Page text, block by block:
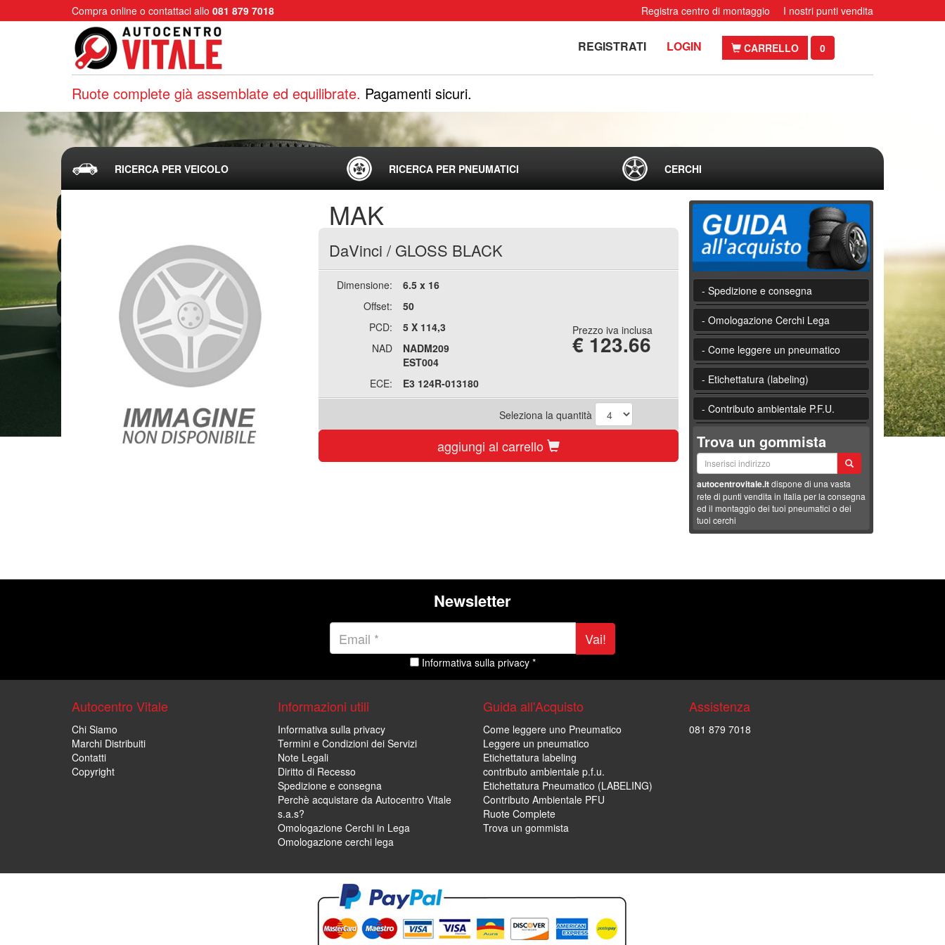
Compra online o contattaci allo 081 879 7018 Registra centro di montaggio I nostri punti vendita
REGISTRATI LOGIN CARRELLO 0
Ruote complete già assemblate ed equilibrate. Pagamenti sicuri.
RICERCA PER VEICOLO RICERCA PER PNEUMATICI CERCHI
MAK
DaVinci / GLOSS BLACK
Dimensione:
6.5 x 16
Offset:
50
PCD:
5 X 114,3
NAD
NADM209
EST004
ECE:
E3 124R-013180
Prezzo iva inclusa
€ 123.66
Seleziona la quantità
aggiungi al carrello
- Spedizione e consegna
- Omologazione Cerchi Lega
- Come leggere un pneumatico
- Etichettatura (labeling)
- Contributo ambientale P.F.U.
Trova un gommista
autocentrovitale.itdispone di una vasta
rete di punti vendita in Italia per la consegna
ed il montaggio dei tuoi pneumatici o dei
tuoi cerchi
Newsletter
Vai!
Informativa sulla privacy *
Autocentro Vitale
Chi Siamo
Marchi Distribuiti
Contatti
Copyright
Informazioni utili
Informativa sulla privacy
Termini e Condizioni dei Servizi
Note Legali
Diritto di Recesso
Spedizione e consegna
Perchè acquistare da Autocentro Vitale
s.a.s?
Omologazione Cerchi in Lega
Omologazione cerchi lega
Guida all'Acquisto
Come leggere uno Pneumatico
Leggere un pneumatico
Etichettatura labeling
contributo ambientale p.f.u.
Etichettatura Pneumatico (LABELING)
Contributo Ambientale PFU
Ruote Complete
Trova un gommista
Assistenza
081 879 7018